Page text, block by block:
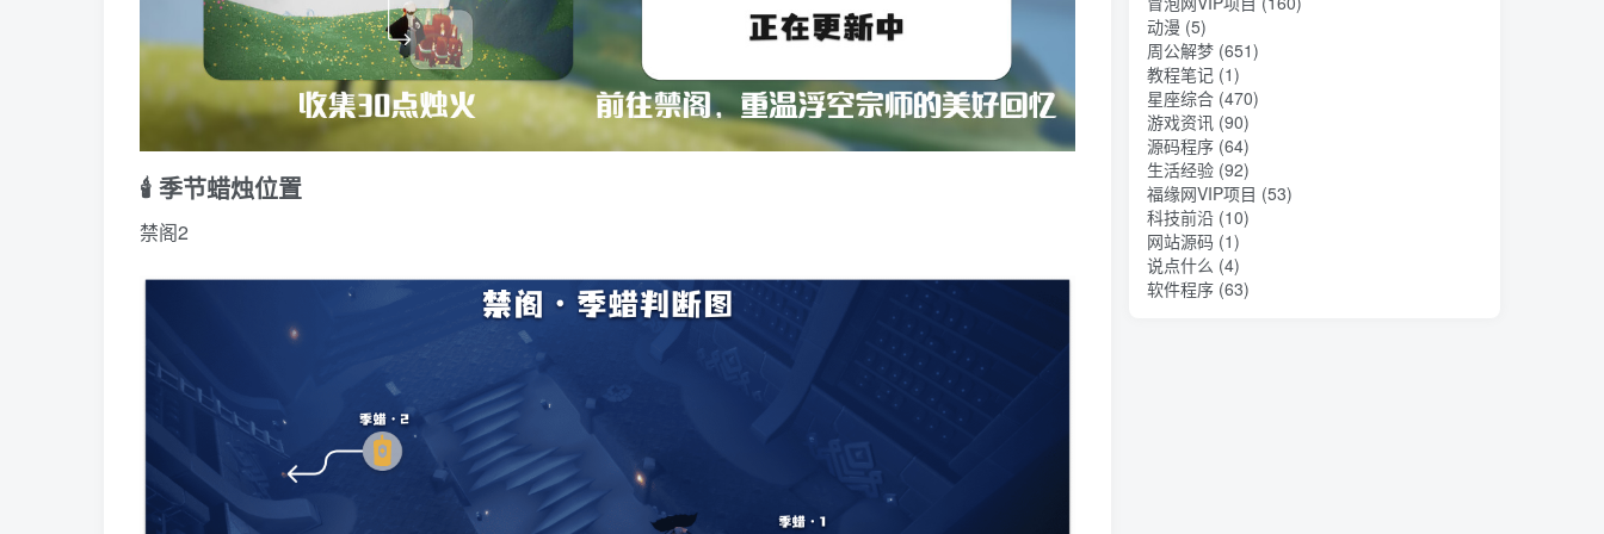
🕯️ 季节蜡烛位置
禁阁2
动漫 (5)
周公解梦 (651)
教程笔记 (1)
星座综合 (470)
游戏资讯 (90)
源码程序 (64)
生活经验 (92)
福缘网VIP项目 (53)
科技前沿 (10)
网站源码 (1)
说点什么 (4)
软件程序 (63)